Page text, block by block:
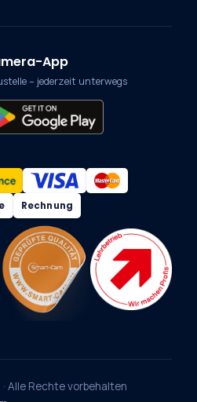
App
– jederzeit unterwegs
Rechnung
Alle Rechte vorbehalten